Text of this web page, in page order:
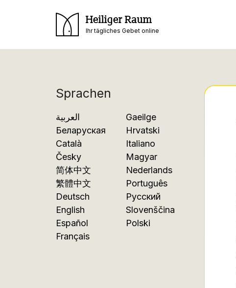
Heiliger Raum
Ihr tägliches Gebet online
Sprachen
العربية
Беларуская
Català
Česky
简体中文
繁體中文
Deutsch
English
Español
Français
Gaeilge
Hrvatski
Italiano
Magyar
Nederlands
Português
Русский
Slovenščina
Polski